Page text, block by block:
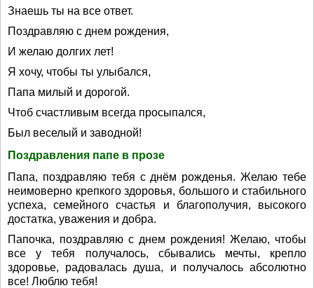
Знаешь ты на все ответ.
Поздравляю с днем рождения,
И желаю долгих лет!
Я хочу, чтобы ты улыбался,
Папа милый и дорогой.
Чтоб счастливым всегда просыпался,
Был веселый и заводной!
Поздравления папе в прозе
Папа, поздравляю тебя с днём рожденья. Желаю тебе
неимоверно крепкого здоровья, большого и стабильного
успеха, семейного счастья и благополучия, высокого
достатка, уважения и добра.
Папочка, поздравляю с днем рождения! Желаю, чтобы
все у тебя получалось, сбывались мечты, крепло
здоровье, радовалась душа, и получалось абсолютно
все! Люблю тебя!